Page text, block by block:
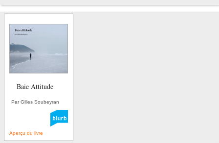
Baie Attitude
Par Gilles Soubeyran
Aperçu du livre